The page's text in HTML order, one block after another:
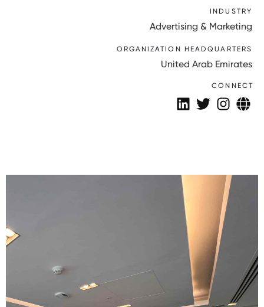
INDUSTRY
Advertising & Marketing
ORGANIZATION HEADQUARTERS
United Arab Emirates
CONNECT